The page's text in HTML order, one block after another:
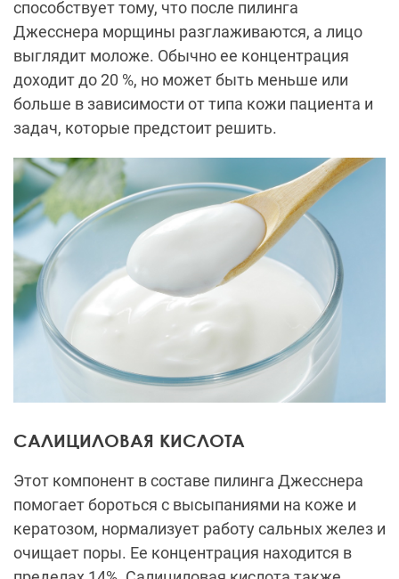
способствует тому, что после пилинга
Джесснера морщины разглаживаются, а лицо
выглядит моложе. Обычно ее концентрация
доходит до 20 %, но может быть меньше или
больше в зависимости от типа кожи пациента и
задач, которые предстоит решить.
САЛИЦИЛОВАЯ КИСЛОТА
Этот компонент в составе пилинга Джесснера
помогает бороться с высыпаниями на коже и
кератозом, нормализует работу сальных желез и
очищает поры. Ее концентрация находится в